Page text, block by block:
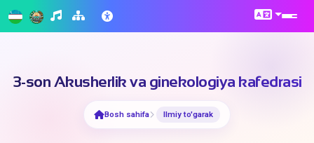
3-son Akusherlik va ginekologiya kafedrasi
Bosh sahifa Ilmiy to'garak